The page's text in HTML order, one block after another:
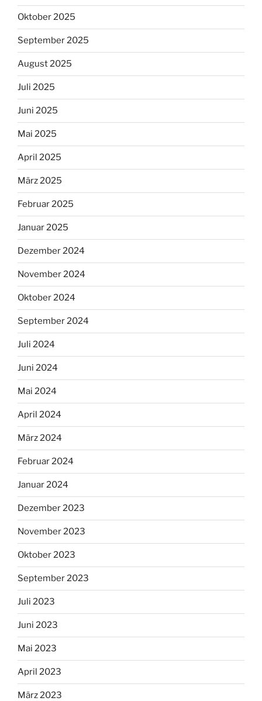
Oktober 2025
September 2025
August 2025
Juli 2025
Juni 2025
Mai 2025
April 2025
März 2025
Februar 2025
Januar 2025
Dezember 2024
November 2024
Oktober 2024
September 2024
Juli 2024
Juni 2024
Mai 2024
April 2024
März 2024
Februar 2024
Januar 2024
Dezember 2023
November 2023
Oktober 2023
September 2023
Juli 2023
Juni 2023
Mai 2023
April 2023
März 2023